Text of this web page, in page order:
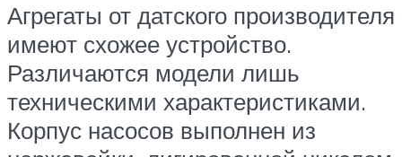
Агрегаты от датского производителя
имеют схожее устройство.
Различаются модели лишь
техническими характеристиками.
Корпус насосов выполнен из